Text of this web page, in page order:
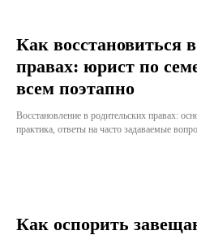
Как восстановиться
правах: юрист по
всем поэтапно
Восстановление в родительских правах:
практика, ответы на часто задаваемые
Как оспорить